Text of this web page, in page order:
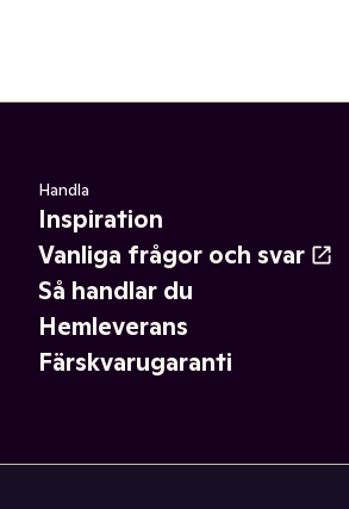
Handla
Inspiration
Vanliga frågor och svar
Så handlar du
Hemleverans
Färskvarugaranti